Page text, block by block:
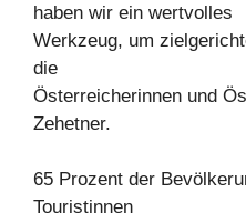
haben wir ein wertvolles
Werkzeug, um
die
Österreicherinnen und
Zehetner.
65 Prozent der
Touristinnen